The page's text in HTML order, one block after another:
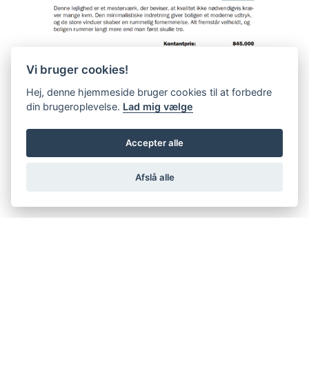
Vi bruger cookies!
Hej, denne hjemmeside bruger cookies til at forbedre
din brugeroplevelse. Lad mig vælge
Accepter alle
Afslå alle